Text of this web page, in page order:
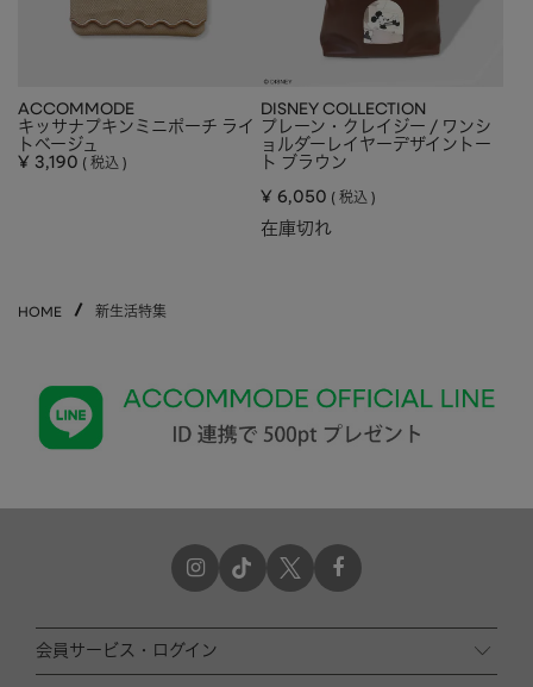
ACCOMMODE
キッサナプキンミニポーチ ライ
トベージュ
¥ 3,190 税込
DISNEY COLLECTION
プレーン・クレイジー / ワンシ
ョルダーレイヤーデザイントー
ト ブラウン
¥ 6,050 税込
在庫切れ
HOME 新生活特集
会員サービス・ログイン